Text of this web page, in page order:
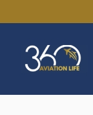
al
contenido